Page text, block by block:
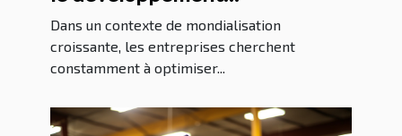
international des entreprises
Dans un contexte de mondialisation
croissante, les entreprises cherchent
constamment à optimiser...